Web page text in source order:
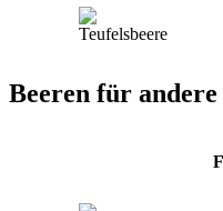
Beeren für